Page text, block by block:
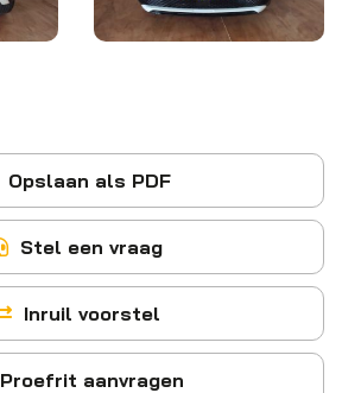
Opslaan als PDF
Stel een vraag
Inruil voorstel
Proefrit aanvragen